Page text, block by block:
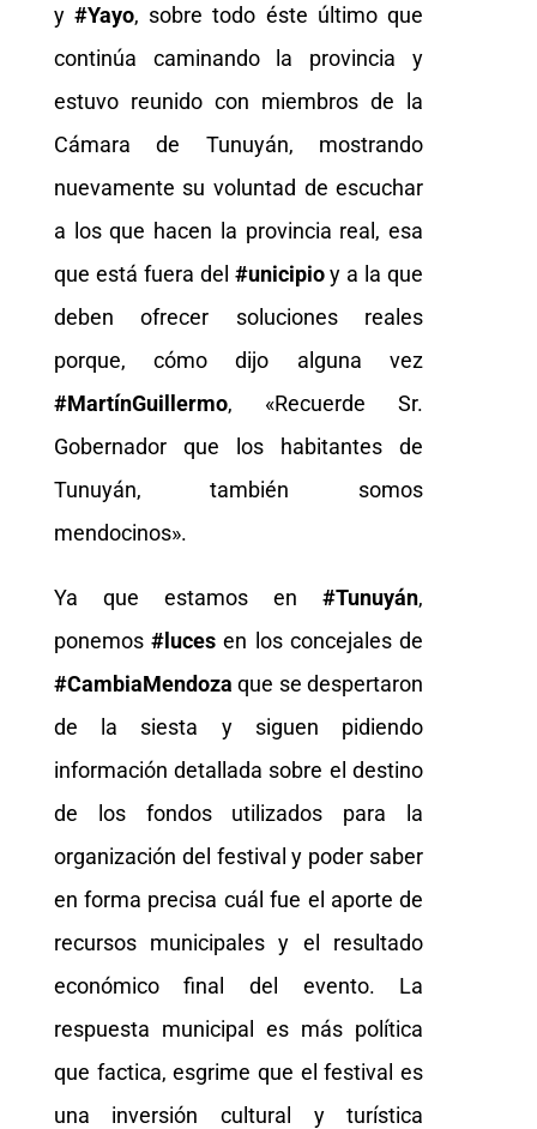
y#Yayo, sobre todo éste último que
continúa caminando la provincia y
estuvo reunido con miembros de la
Cámara de Tunuyán, mostrando
nuevamente su voluntad de escuchar
a los que hacen la provincia real, esa
que está fuera del #unicipioy a la que
deben ofrecer soluciones reales
porque, cómo dijo alguna vez
#MartínGuillermo, «Recuerde Sr.
Gobernador que los habitantes de
Tunuyán, también somos
mendocinos».
Ya que estamos en#Tunuyán,
ponemos#lucesen los concejales de
#CambiaMendoza que se despertaron
de la siesta y siguen pidiendo
información detallada sobre el destino
de los fondos utilizados para la
organización del festival y poder saber
en forma precisa cuál fue el aporte de
recursos municipales y el resultado
económico final del evento. La
respuesta municipal es más política
que factica, esgrime que el festival es
una inversión cultural y turística